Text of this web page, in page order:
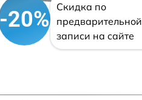
20%
Скидка по
предварительной
записи на сайте